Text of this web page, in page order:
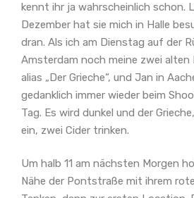
kennt ihr ja wahrscheinlich schon.
Dezember hat sie mich in Halle
dran. Als ich am Dienstag auf der
Amsterdam noch meine zwei alten
alias „Der Grieche“, und Jan in
gedanklich immer wieder beim
Tag. Es wird dunkel und der
ein, zwei Cider trinken.
Um halb 11 am nächsten Morgen
Nähe der Pontstraße mit ihrem